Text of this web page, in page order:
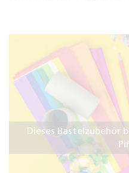
Dieses Bastelzubehör